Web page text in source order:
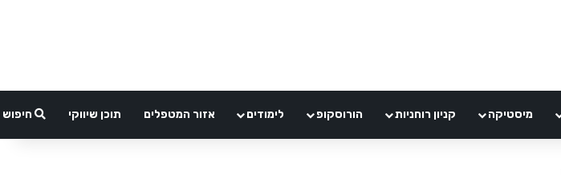
מיסטיקה קניון רוחניות הורוסקופ לימודים אזור המטפלים תוכן שיווקי חיפוש